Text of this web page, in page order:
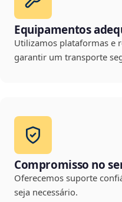
Equipamentos
Utilizamos plataformas e
garantir um transporte
Compromisso no
Oferecemos suporte
seja necessário.